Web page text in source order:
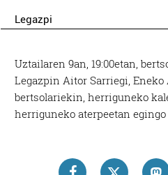
Legazpi
Uztailaren 9an, 19:00etan,
Legazpin Aitor Sarriegi,
bertsolariekin, herriguneko
herriguneko aterpeetan egingo